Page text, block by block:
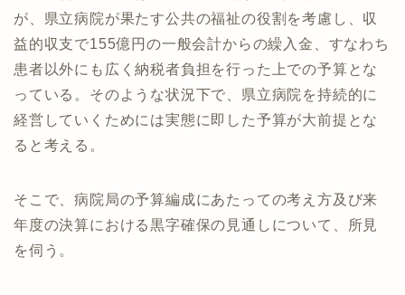
が、県立病院が果たす公共の福祉の役割を考慮し、収
益的収支で155億円の一般会計からの繰入金、すなわち
患者以外にも広く納税者負担を行った上での予算とな
っている。そのような状況下で、県立病院を持続的に
経営していくためには実態に即した予算が大前提とな
ると考える。
そこで、病院局の予算編成にあたっての考え方及び来
年度の決算における黒字確保の見通しについて、所見
を伺う。